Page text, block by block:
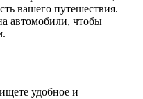
вашего путешествия.
автомобили, чтобы
удобное и